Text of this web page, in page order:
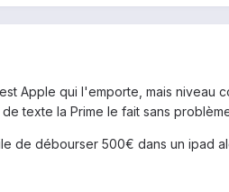
Apple qui l'emporte, mais niveau
texte la Prime le fait sans
de débourser 500€ dans un ipad